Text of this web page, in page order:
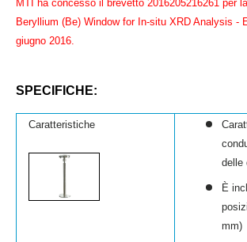
MTI ha concesso il brevetto 2016205216261 per
Beryllium (Be) Window for In-situ XRD Analysis -
giugno 2016.
SPECIFICHE:
Caratteristiche
delle
È
mm)